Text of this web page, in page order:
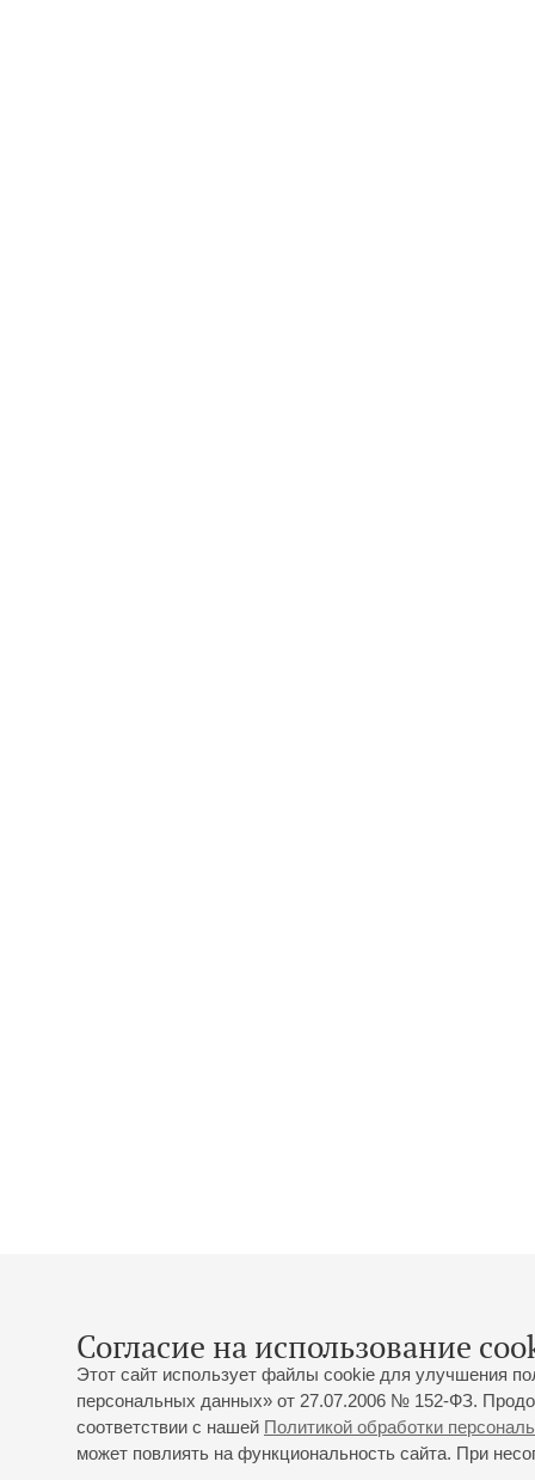
Согласие на использование
Этот сайт использует файлы cookie для улучшения
персональных данных» от 27.07.2006 № 152-ФЗ.
соответствии с нашей Политикой обработки
может повлиять на функциональность сайта. При